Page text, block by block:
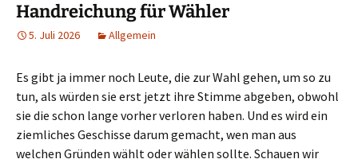
Handreichung für Wähler
5. Juli 2026 Allgemein
Es gibt ja immer noch Leute, die zur Wahl gehen, um so zu
tun, als würden sie erst jetzt ihre Stimme abgeben, obwohl
sie die schon lange vorher verloren haben. Und es wird ein
ziemliches Geschisse darum gemacht, wen man aus
welchen Gründen wählt oder wählen sollte. Schauen wir